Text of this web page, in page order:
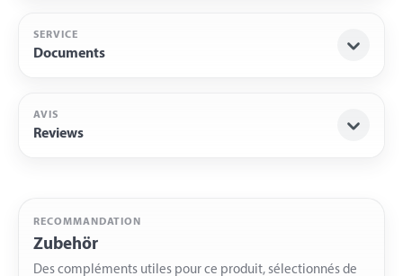
SERVICE
Documents
AVIS
Reviews
RECOMMANDATION
Zubehör
Des compléments utiles pour ce produit, sélectionnés de